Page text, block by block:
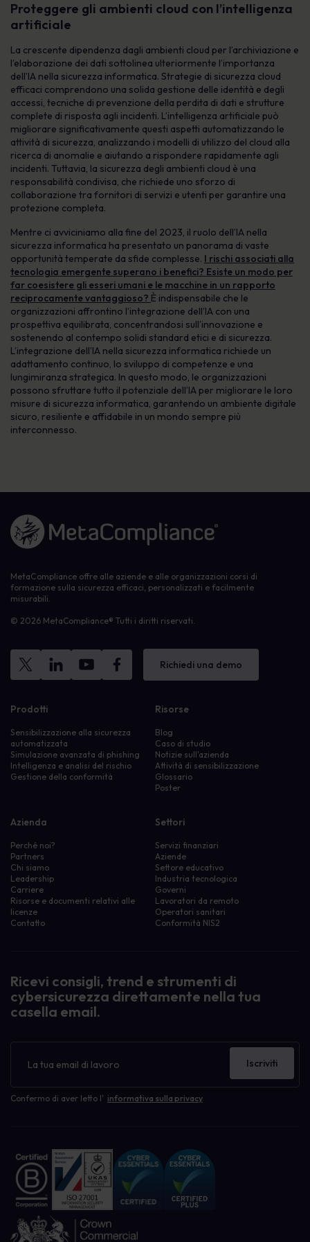
Proteggere gli ambienti cloud con l’intelligenza
artificiale
La crescente dipendenza dagli ambienti cloud per l’archiviazione e
l’elaborazione dei dati sottolinea ulteriormente l’importanza
dell’IA nella sicurezza informatica. Strategie di sicurezza cloud
efficaci comprendono una solida gestione delle identità e degli
accessi, tecniche di prevenzione della perdita di dati e strutture
complete di risposta agli incidenti. L’intelligenza artificiale può
migliorare significativamente questi aspetti automatizzando le
attività di sicurezza, analizzando i modelli di utilizzo del cloud alla
ricerca di anomalie e aiutando a rispondere rapidamente agli
incidenti. Tuttavia, la sicurezza degli ambienti cloud è una
responsabilità condivisa, che richiede uno sforzo di
collaborazione tra fornitori di servizi e utenti per garantire una
protezione completa.
Mentre ci avviciniamo alla fine del 2023, il ruolo dell’IA nella
sicurezza informatica ha presentato un panorama di vaste
opportunità temperate da sfide complesse. I rischi associati alla
tecnologia emergente superano i benefici? Esiste un modo per
far coesistere gli esseri umani e le macchine in un rapporto
reciprocamente vantaggioso? È indispensabile che le
organizzazioni affrontino l’integrazione dell’IA con una
prospettiva equilibrata, concentrandosi sull’innovazione e
sostenendo al contempo solidi standard etici e di sicurezza.
L’integrazione dell’IA nella sicurezza informatica richiede un
adattamento continuo, lo sviluppo di competenze e una
lungimiranza strategica. In questo modo, le organizzazioni
possono sfruttare tutto il potenziale dell’IA per migliorare le loro
misure di sicurezza informatica, garantendo un ambiente digitale
sicuro, resiliente e affidabile in un mondo sempre più
interconnesso.
Link alla homepage
MetaCompliance offre alle aziende e alle organizzazioni corsi di
formazione sulla sicurezza efficaci, personalizzati e facilmente
misurabili.
© 2026 MetaCompliance® Tutti i diritti riservati.
Richiedi una demo
Prodotti
Sensibilizzazione alla sicurezza
automatizzata
Simulazione avanzata di phishing
Intelligenza e analisi del rischio
Gestione della conformità
Risorse
Blog
Caso di studio
Notizie sull'azienda
Attività di sensibilizzazione
Glossario
Poster
Azienda
Perché noi?
Partners
Chi siamo
Leadership
Carriere
Risorse e documenti relativi alle
licenze
Contatto
Settori
Servizi finanziari
Aziende
Settore educativo
Industria tecnologica
Governi
Lavoratori da remoto
Operatori sanitari
Conformità NIS2
Ricevi consigli, trend e strumenti di
cybersicurezza direttamente nella tua
casella email.
Confermo di aver letto l' informativa sulla privacy
Iscriviti